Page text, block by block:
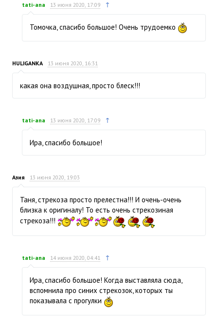
tati-ana 13 июня 2020, 17:09 ↑
Томочка, спасибо большое! Очень трудоемко
HULIGANKA 13 июня 2020, 16:31
какая она воздушная, просто блеск!!!
tati-ana 13 июня 2020, 17:09 ↑
Ира, спасибо большое!
Азия 13 июня 2020, 19:03
Таня, стрекоза просто прелестна!!! И очень-очень
близка к оригиналу! То есть очень стрекозиная
стрекоза!!!
tati-ana 14 июня 2020, 04:41 ↑
Ира, спасибо большое! Когда выставляла сюда,
вспомнила про синих стрекозок, которых ты
показывала с прогулки